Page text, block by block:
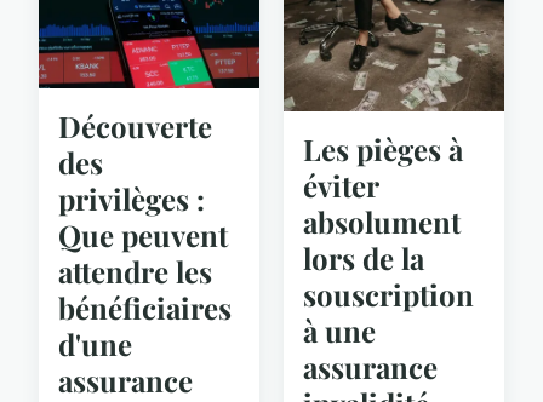
Découverte
des
privilèges :
Que peuvent
attendre les
bénéficiaires
d'une
assurance
Les pièges à
éviter
absolument
lors de la
souscription
à une
assurance